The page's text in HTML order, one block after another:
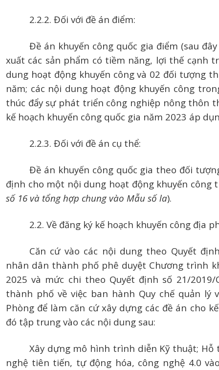
2.2.2. Đối với đề án điểm:
Đề án khuyến công quốc gia điểm (sau
xuất các sản phẩm có tiềm năng, lợi thế cạnh
dung hoạt động khuyến công và 02 đối tượng
năm; các nội dung hoạt động khuyến công
thúc đẩy sự phát triển công nghiệp nông thôn
kế hoạch khuyến công quốc gia năm 2023 áp
2.2.3. Đối với đề án cụ thể:
Đề án khuyến công quốc gia theo đối
định cho một nội dung hoạt động khuyến công
số 16 và tổng hợp chung vào Mẫu số la).
2.2. Về đăng ký kế hoạch khuyến công địa
Căn cứ vào các nội dung theo Quyết
nhân dân thành phố phê duyệt Chương trình
2025 và mức chi theo Quyết định số 21/
thành phố về việc ban hành Quy chế quản
Phòng để làm căn cứ xây dựng các đề án cho
đó tập trung vào các nội dung sau:
Xây dựng mô hình trình diễn Kỹ thuật;
nghệ tiên tiến, tự động hóa, công nghệ 4.0